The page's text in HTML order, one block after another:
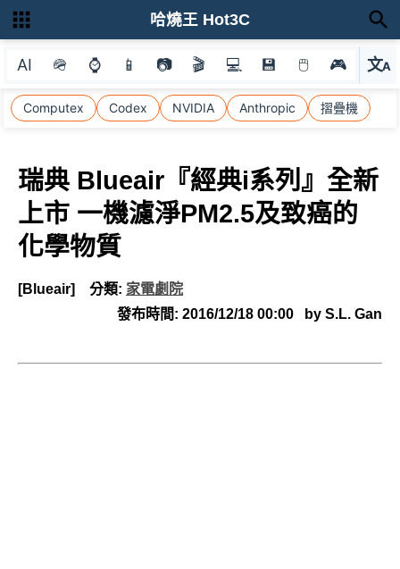
AI 🪖 ⌚ 📱 📷 🎬 💻 💾 🖱 🎮 文A
選
Computex Codex NVIDIA Anthropic 摺疊機
哈燒王 Hot3C
瑞典 Blueair『經典i系列』全新
上市 一機濾淨PM2.5及致癌的
化學物質
[Blueair] 分類: 家電劇院
發布時間: 2016/12/18 00:00 by S.L. Gan